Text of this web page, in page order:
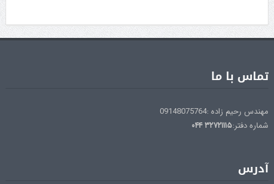
تماس با ما
مهندس رحیم زاده :09148075764
شماره دفتر:۳۲۷۲۱۱۱۵۰۴۴
آدرس